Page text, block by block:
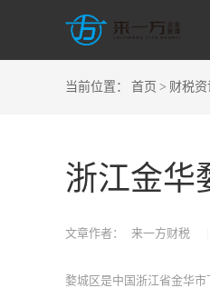
当前位置： 首页 > 财税资
浙江金华
文章作者： 来一方财税
婺城区是中国浙江省金华市